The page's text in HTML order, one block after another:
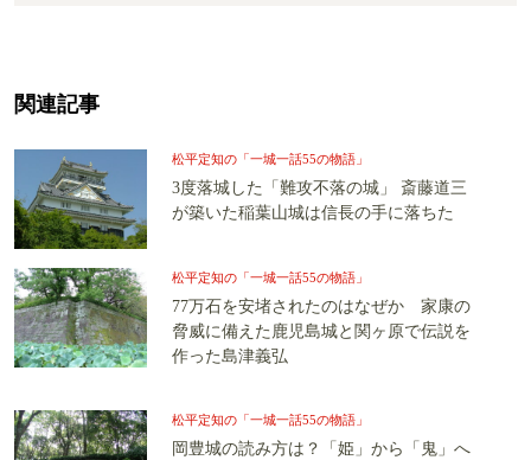
関連記事
松平定知の「一城一話55の物語」
3度落城した「難攻不落の城」 斎藤道三
が築いた稲葉山城は信長の手に落ちた
松平定知の「一城一話55の物語」
77万石を安堵されたのはなぜか 家康の
脅威に備えた鹿児島城と関ヶ原で伝説を
作った島津義弘
松平定知の「一城一話55の物語」
岡豊城の読み方は？「姫」から「鬼」へ